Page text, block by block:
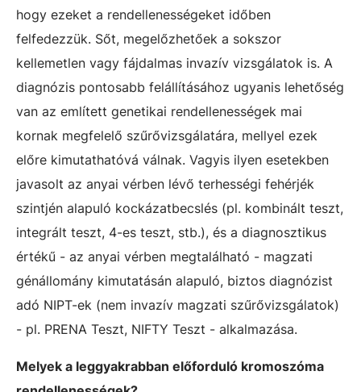
hogy ezeket a rendellenességeket időben
felfedezzük. Sőt, megelőzhetőek a sokszor
kellemetlen vagy fájdalmas invazív vizsgálatok is. A
diagnózis pontosabb felállításához ugyanis lehetőség
van az említett genetikai rendellenességek mai
kornak megfelelő szűrővizsgálatára, mellyel ezek
előre kimutathatóvá válnak. Vagyis ilyen esetekben
javasolt az anyai vérben lévő terhességi fehérjék
szintjén alapuló kockázatbecslés (pl. kombinált teszt,
integrált teszt, 4-es teszt, stb.), és a diagnosztikus
értékű - az anyai vérben megtalálható - magzati
génállomány kimutatásán alapuló, biztos diagnózist
adó NIPT-ek (nem invazív magzati szűrővizsgálatok)
- pl. PRENA Teszt, NIFTY Teszt - alkalmazása.
Melyek a leggyakrabban előforduló kromoszóma